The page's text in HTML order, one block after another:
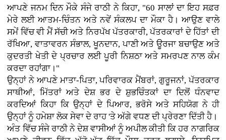
ਆਪਣੇ ਜਨਮ ਦਿਨ ਮੌਕੇ ਸੰਜੇ ਰਾਠੀ ਨੇ ਕਿਹਾ, "60 ਸਾਲਾਂ ਦਾ ਇਹ ਸਫ਼ਰ
ਮੇਰੇ ਲਈ ਆਤਮ-ਚਿੰਤਨ ਅਤੇ ਨਵੇਂ ਸੰਕਲਪ ਦਾ ਮੌਕਾ ਹੈ। ਆਉਣ ਵਾਲੇ
ਸਮੇਂ ਵਿੱਚ ਵੀ ਮੈਂ ਸੱਚੀ ਅਤੇ ਨਿਰਪੱਖ ਪੱਤਰਕਾਰੀ, ਪੱਤਰਕਾਰਾਂ ਦੇ ਹਿੱਤਾਂ ਦੀ
ਰੱਖਿਆ, ਵਾਤਾਵਰਨ ਸੰਭਾਲ, ਖੂਨਦਾਨ, ਪਾਣੀ ਅਤੇ ਊਰਜਾ ਬਚਾਉਣ ਅਤੇ
ਕੁਦਰਤੀ ਖੇਤੀ ਦੇ ਪ੍ਰਚਾਰ ਲਈ ਪੂਰੀ ਨਿਸ਼ਠਾ ਅਤੇ ਸਮਰਪਣ ਨਾਲ ਕੰਮ
ਕਰਦਾ ਰਹਾਂਗਾ।"
ਉਨ੍ਹਾਂ ਨੇ ਆਪਣੇ ਮਾਤਾ-ਪਿਤਾ, ਪਰਿਵਾਰਕ ਮੈਂਬਰਾਂ, ਗੁਰੂਜਨਾਂ, ਪੱਤਰਕਾਰ
ਸਾਥੀਆਂ, ਮਿੱਤਰਾਂ ਅਤੇ ਦੇਸ਼ ਭਰ ਦੇ ਸ਼ੁਭਚਿੰਤਕਾਂ ਦਾ ਦਿਲੋਂ ਧੰਨਵਾਦ
ਕਰਦਿਆਂ ਕਿਹਾ ਕਿ ਉਨ੍ਹਾਂ ਦੇ ਪਿਆਰ, ਭਰੋਸੇ ਅਤੇ ਸਹਿਯੋਗ ਨੇ ਹੀ
ਉਨ੍ਹਾਂ ਨੂੰ ਹਮੇਸ਼ਾ ਲੋਕ ਸੇਵਾ ਦੇ ਰਾਹ 'ਤੇ ਅੱਗੇ ਵਧਣ ਦੀ ਪ੍ਰੇਰਣਾ ਦਿੱਤੀ ਹੈ।
ਅੰਤ ਵਿੱਚ ਸੰਜੇ ਰਾਠੀ ਨੇ ਦੇਸ਼ ਵਾਸੀਆਂ ਨੂੰ ਅਪੀਲ ਕੀਤੀ ਕਿ ਹਰ ਨਾਗਰਿਕ